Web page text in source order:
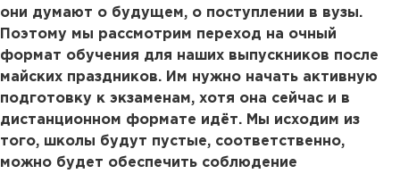
они думают о будущем, о поступлении в вузы.
Поэтому мы рассмотрим переход на очный
формат обучения для наших выпускников после
майских праздников. Им нужно начать активную
подготовку к экзаменам, хотя она сейчас и в
дистанционном формате идёт. Мы исходим из
того, школы будут пустые, соответственно,
можно будет обеспечить соблюдение